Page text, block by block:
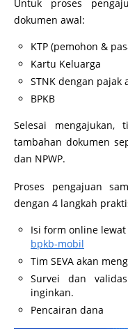
Untuk proses
dokumen awal:
KTP (pemohon &
Kartu Keluarga
STNK dengan pajak
BPKB
Selesai mengajukan,
tambahan dokumen
dan NPWP.
Proses pengajuan
dengan 4 langkah
Isi form online
bpkb-mobil
Tim SEVA akan
Survei dan
inginkan.
Pencairan dana